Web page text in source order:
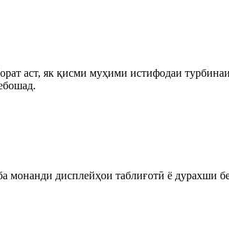
аст, як қисми муҳими истифодаи
дисплейҳои таблиғотӣ ё дурахши